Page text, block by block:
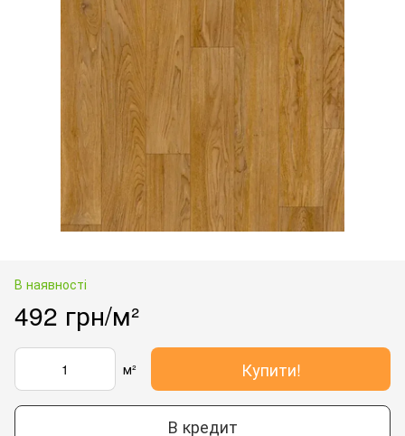
В наявності
492 грн/м²
м² Купити!
В кредит